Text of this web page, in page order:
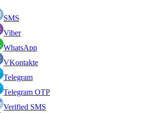
SMS
Viber
WhatsApp
VKontakte
Telegram
Telegram OTP
Verified SMS